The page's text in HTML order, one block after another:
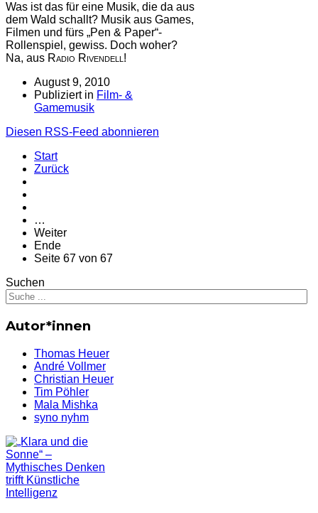
Was ist das für eine Musik, die da aus
dem Wald schallt? Musik aus Games,
Filmen und fürs „Pen & Paper“-
Rollenspiel, gewiss. Doch woher?
Na, aus Radio Rivendell !
August 9, 2010
Publiziert in Film- &
Gamemusik
Diesen RSS-Feed abonnieren
Start
Zurück
…
Weiter
Ende
Seite 67 von 67
Suchen
Autor*innen
Thomas Heuer
André Vollmer
Christian Heuer
Tim Pöhler
Mala Mishka
syno nyhm